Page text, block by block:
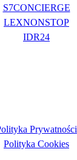
S7CONCIERGE
LEXNONSTOP
IDR24
Prywatności
Polityka Cookies